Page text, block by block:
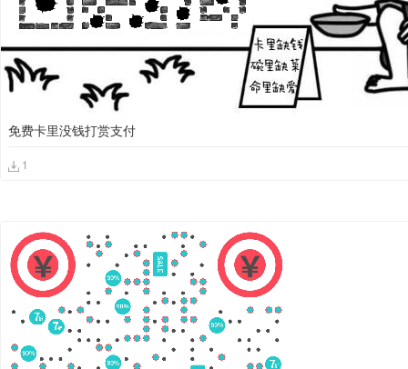
免费卡里没钱打赏支付
1